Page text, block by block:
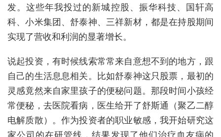
发。这些年我投过的新城控股、振华科技、国轩高
科、小米集团、舒泰神、三祥新材，都是在持股期间
实现了营收和利润的显著增长。
说起投资，有时候线索常常来自意想不到的地方，跟
自己的生活息息相关。比如舒泰神这只股票，最初的
灵感竟然来自家里孩子的便秘问题。那段时间小孩经
常便秘，去医院看病，医生给开了舒斯通（聚乙二醇
电解质散）。作为投资者的职业敏感，我开始研究这
家公司的在研管线，结果发现了他们治疗血友病的